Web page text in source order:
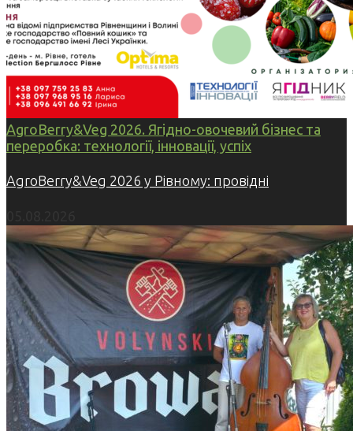
AgroBerry&Veg 2026. Ягідно-овочевий бізнес та
переробка: технології, інновації, успіх
AgroBerry&Veg 2026 у Рівному: провідні